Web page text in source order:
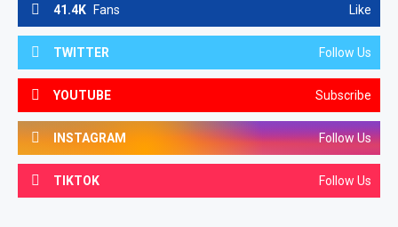
41.4K Fans Like
TWITTER Follow Us
YOUTUBE Subscribe
INSTAGRAM Follow Us
TIKTOK Follow Us